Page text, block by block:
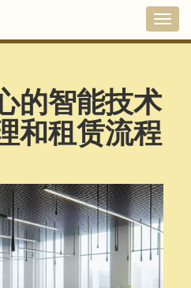
切
的智能技术
和租赁流程